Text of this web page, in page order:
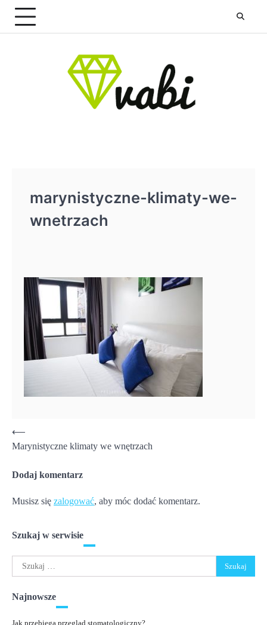
Skip
content
marynistyczne-klimaty-we-
wnetrzach
Nawigacja
wpisu
⟵
Marynistyczne klimaty we wnętrzach
Dodaj komentarz
Musisz się zalogować, aby móc dodać komentarz.
Szukaj w serwisie
Szukaj:
Najnowsze
Jak przebiega przegląd stomatologiczny?